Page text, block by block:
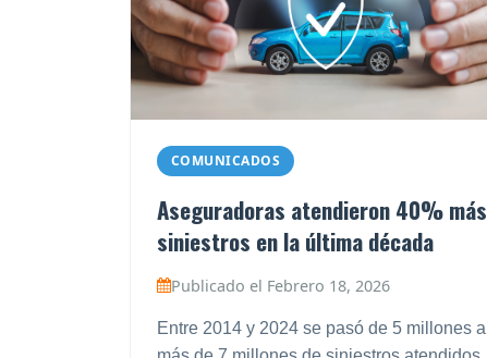
COMUNICADOS
Aseguradoras atendieron 40% más
siniestros en la última década
Publicado el Febrero 18, 2026
Entre 2014 y 2024 se pasó de 5 millones a